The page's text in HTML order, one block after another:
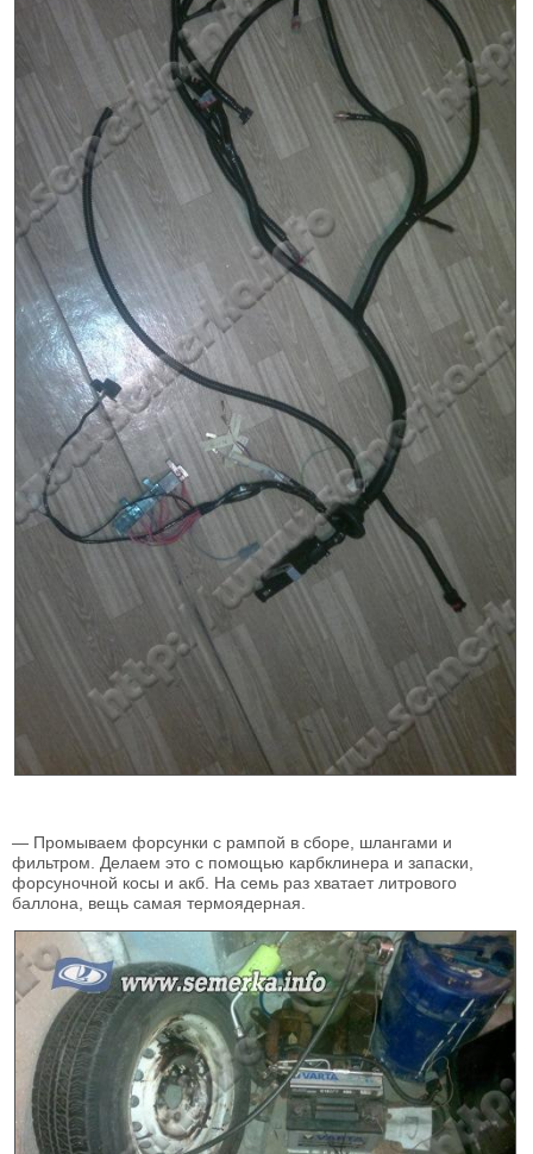
— Промываем форсунки с рампой в сборе, шлангами и
фильтром. Делаем это с помощью карбклинера и запаски,
форсуночной косы и акб. На семь раз хватает литрового
баллона, вещь самая термоядерная.